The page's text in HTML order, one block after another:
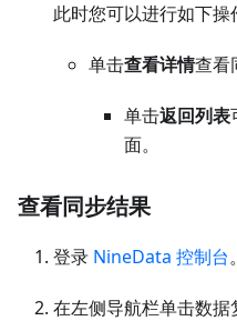
此时您可以进行如下操
单击查看详情查看
单击返回列表
面。
查看同步结果
登录 NineData 控制台。
在左侧导航栏单击数据